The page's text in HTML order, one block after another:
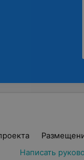
Написать